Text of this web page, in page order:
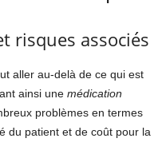
risques associés
aller au-delà de ce qui est
ainsi une médication
problèmes en termes
du patient et de coût pour la